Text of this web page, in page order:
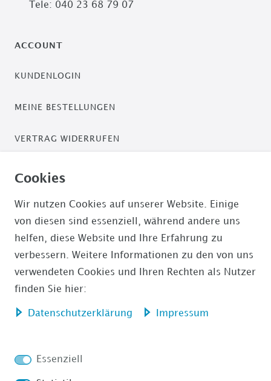
Tele: 040 23 68 79 07
ACCOUNT
KUNDENLOGIN
MEINE BESTELLUNGEN
VERTRAG WIDERRUFEN
PAYPAL / PAYPAL PLUS
Cookies
Wir nutzen Cookies auf unserer Website. Einige
von diesen sind essenziell, während andere uns
helfen, diese Website und Ihre Erfahrung zu
verbessern. Weitere Informationen zu den von uns
verwendeten Cookies und Ihren Rechten als Nutzer
finden Sie hier:
Daten­schutz­erklärung Impressum
Essenziell